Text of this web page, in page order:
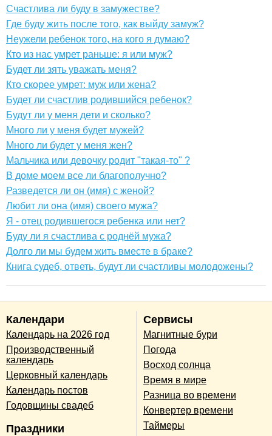
Счастлива ли буду в замужестве?
Где буду жить после того, как выйду замуж?
Неужели ребенок того, на кого я думаю?
Кто из нас умрет раньше: я или муж?
Будет ли зять уважать меня?
Кто скорее умрет: муж или жена?
Будет ли счастлив родившийся ребенок?
Будут ли у меня дети и сколько?
Много ли у меня будет мужей?
Много ли будет у меня жен?
Мальчика или девочку родит "такая-то" ?
В доме моем все ли благополучно?
Разведется ли он (имя) с женой?
Любит ли она (имя) своего мужа?
Я - отец родившегося ребенка или нет?
Буду ли я счастлива с роднёй мужа?
Долго ли мы будем жить вместе в браке?
Книга судеб, ответь, будут ли счастливы молодожены?
Календари
Календарь на 2026 год
Производственный
календарь
Церковный календарь
Календарь постов
Годовщины свадеб
Праздники
Сервисы
Магнитные бури
Погода
Восход солнца
Время в мире
Разница во времени
Конвертер времени
Таймеры